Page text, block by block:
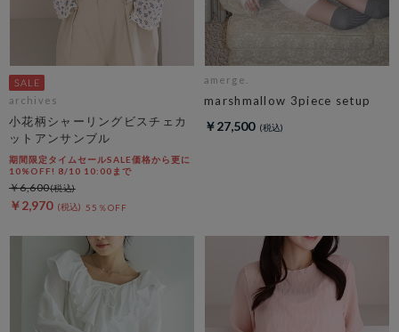
archives
小花柄シャーリングビスチェカ
ットアンサンブル
期間限定タイムセールSALE価格から更に
10%OFF! 8/10 10:00まで
￥2,970 55％OFF
￥6,600
amerge.
marshmallow 3piece setup
￥27,500